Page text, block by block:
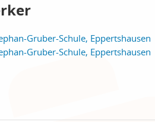
Gruber-Schule, Eppertshausen
Gruber-Schule, Eppertshausen